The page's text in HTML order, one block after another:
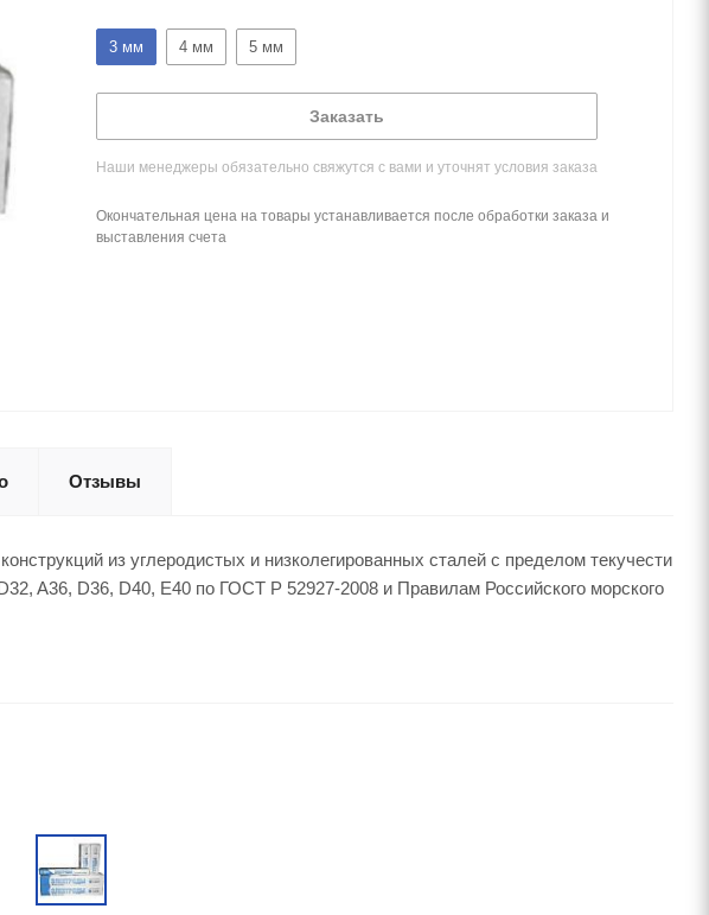
3 мм 4 мм 5 мм
Заказать
Наши менеджеры обязательно свяжутся с вами и уточнят условия заказа
Окончательная цена на товары устанавливается после обработки заказа и
выставления счета
Отзывы
из углеродистых и низколегированных сталей с пределом текучести
A36, D36, D40, E40 по ГОСТ Р 52927-2008 и Правилам Российского морского